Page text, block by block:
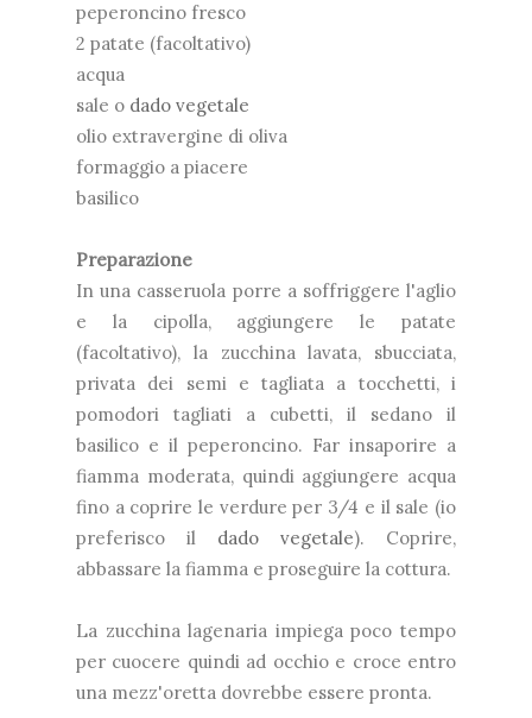
peperoncino fresco
2 patate (facoltativo)
acqua
sale o dado vegetale
olio extravergine di oliva
formaggio a piacere
basilico
Preparazione
In una casseruola porre a soffriggere l'aglio
e la cipolla, aggiungere le patate
(facoltativo), la zucchina lavata, sbucciata,
privata dei semi e tagliata a tocchetti, i
pomodori tagliati a cubetti, il sedano il
basilico e il peperoncino. Far insaporire a
fiamma moderata, quindi aggiungere acqua
fino a coprire le verdure per 3/4 e il sale (io
preferisco il dado vegetale). Coprire,
abbassare la fiamma e proseguire la cottura.
La zucchina lagenaria impiega poco tempo
per cuocere quindi ad occhio e croce entro
una mezz'oretta dovrebbe essere pronta.